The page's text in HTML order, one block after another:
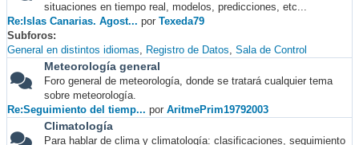
situaciones en tiempo real, modelos, predicciones, etc...
Re:Islas Canarias. Agost... por Texeda79
Subforos
General en distintos idiomas
Registro de Datos Sala de Control
Meteorología general
Foro general de meteorología, donde se tratará cualquier tema
sobre meteorología.
Re:Seguimiento del tiemp... por AritmePrim19792003
Climatología
Para hablar de clima y climatología: clasificaciones, seguimiento